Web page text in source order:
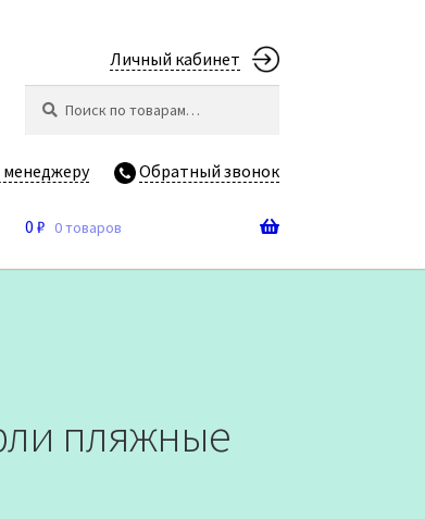
Личный кабинет
Обратный звонок
0 ₽ 0 товаров
пляжные